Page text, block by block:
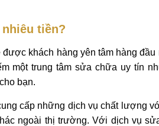
tiền?
khách hàng yên tâm hàng
một trung tâm sửa chữa uy tín
bạn.
cấp những dịch vụ chất lượng
ngoài thị trường. Với dịch vụ